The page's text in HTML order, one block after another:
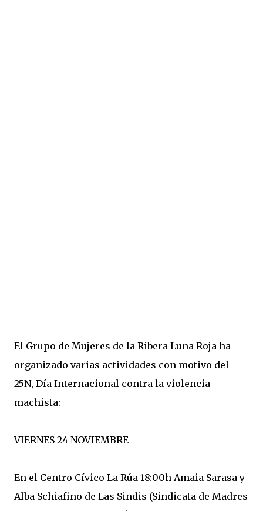
El Grupo de Mujeres de la Ribera Luna Roja ha
organizado varias actividades con motivo del
25N, Día Internacional contra la violencia
machista:
VIERNES 24 NOVIEMBRE
En el Centro Cívico La Rúa 18:00h Amaia Sarasa y
Alba Schiafino de Las Sindis (Sindicata de Madres